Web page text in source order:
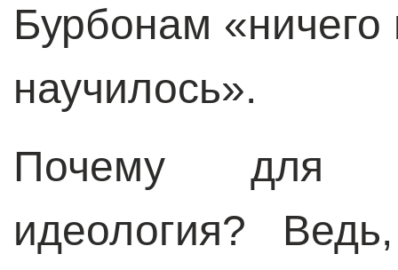
Бурбонам
научилось».
Почему для
идеология?